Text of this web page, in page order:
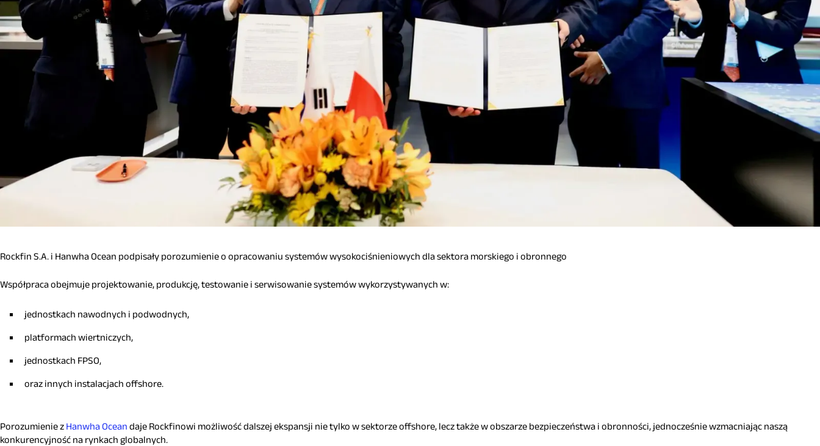
Rockfin S.A. i Hanwha Ocean podpisały porozumienie o opracowaniu systemów wysokociśnieniowych dla sektora morskiego i obronnego
Współpraca obejmuje projektowanie, produkcję, testowanie i serwisowanie systemów wykorzystywanych w:
jednostkach nawodnych i podwodnych,
platformach wiertniczych,
jednostkach FPSO,
oraz innych instalacjach offshore.
Porozumienie z Hanwha Ocean daje Rockfinowi możliwość dalszej ekspansji nie tylko w sektorze offshore, lecz także w obszarze bezpieczeństwa i obronności, jednocześnie wzmacniając naszą
konkurencyjność na rynkach globalnych.